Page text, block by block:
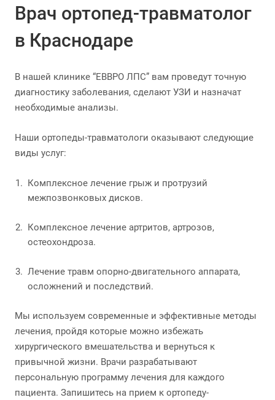
Врач ортопед-травматолог
в Краснодаре
В нашей клинике “ЕВВРО ЛПС” вам проведут точную
диагностику заболевания, сделают УЗИ и назначат
необходимые анализы.
Наши ортопеды-травматологи оказывают следующие
виды услуг:
Комплексное лечение грыж и протрузий
межпозвонковых дисков.
Комплексное лечение артритов, артрозов,
остеохондроза.
Лечение травм опорно-двигательного аппарата,
осложнений и последствий.
Мы используем современные и эффективные методы
лечения, пройдя которые можно избежать
хирургического вмешательства и вернуться к
привычной жизни. Врачи разрабатывают
персональную программу лечения для каждого
пациента. Запишитесь на прием к ортопеду-